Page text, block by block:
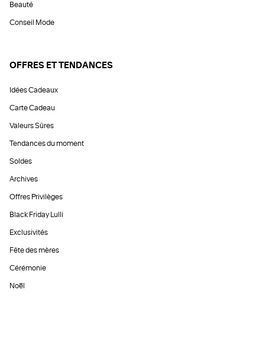
Beauté
Conseil Mode
OFFRES ET TENDANCES
Idées Cadeaux
Carte Cadeau
Valeurs Sûres
Tendances du moment
Soldes
Archives
Offres Privilèges
Black Friday Lulli
Exclusivités
Fête des mères
Cérémonie
Noël